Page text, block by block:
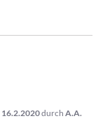
16.2.2020durch A.A.